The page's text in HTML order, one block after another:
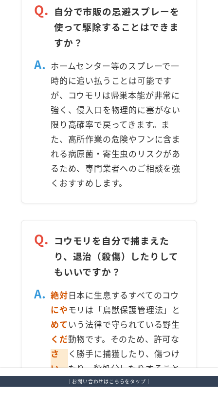
Q. 自分で市販の忌避スプレーを
使って駆除することはできま
すか？
A. ホームセンター等のスプレーで一
時的に追い払うことは可能です
が、コウモリは帰巣本能が非常に
強く、侵入口を物理的に塞がない
限り高確率で戻ってきます。ま
た、高所作業の危険やフンに含ま
れる病原菌・寄生虫のリスクがあ
るため、専門業者へのご相談を強
くおすすめします。
Q. コウモリを自分で捕まえた
り、退治（殺傷）したりして
もいいですか？
A. 絶対
にや
めて
くだ
さ
い。
日本に生息するすべてのコウ
モリは「鳥獣保護管理法」と
いう法律で守られている野生
動物です。そのため、許可な
く勝手に捕獲したり、傷つけ
たり、殺処分したりすること
は固く禁じられており、法律
｜お問い合わせはこちらをタップ｜